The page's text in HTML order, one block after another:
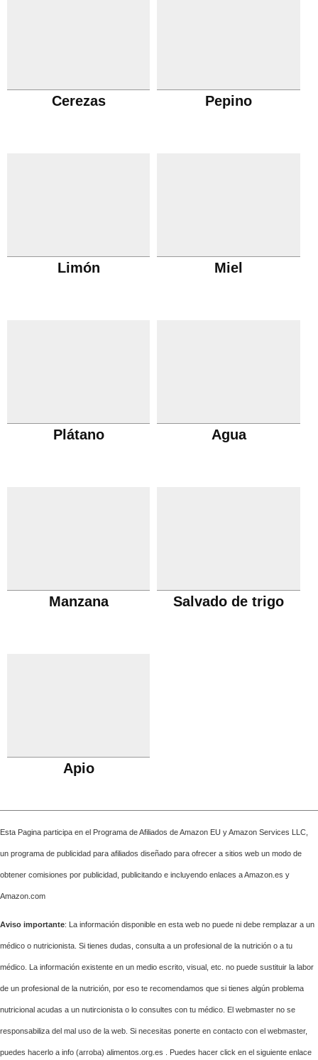
Cerezas Pepino
Limón Miel
Plátano Agua
Manzana Salvado de trigo
Apio
Esta Pagina participa en el Programa de Afiliados de Amazon EU y Amazon Services LLC,
un programa de publicidad para afiliados diseñado para ofrecer a sitios web un modo de
obtener comisiones por publicidad, publicitando e incluyendo enlaces a Amazon.es y
Amazon.com
Aviso importante: La información disponible en esta web no puede ni debe remplazar a un
médico o nutricionista. Si tienes dudas, consulta a un profesional de la nutrición o a tu
médico. La información existente en un medio escrito, visual, etc. no puede sustituir la labor
de un profesional de la nutrición, por eso te recomendamos que si tienes algún problema
nutricional acudas a un nutircionista o lo consultes con tu médico. El webmaster no se
responsabiliza del mal uso de la web. Si necesitas ponerte en contacto con el webmaster,
puedes hacerlo a info (arroba) alimentos.org.es . Puedes hacer click en el siguiente enlace